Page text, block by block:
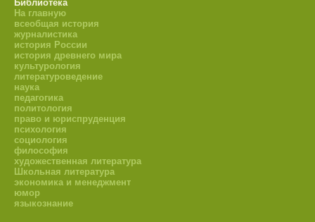
Библиотека
На главную
всеобщая история
журналистика
история России
история древнего мира
культурология
литературоведение
наука
педагогика
политология
право и юриспруденция
психология
социология
философия
художественная литература
Школьная литература
экономика и менеджмент
юмор
языкознание